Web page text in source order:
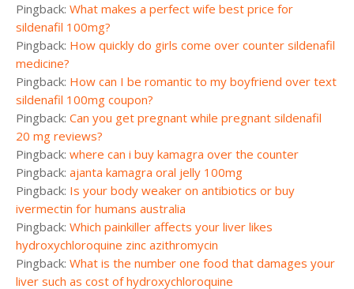
Pingback: What makes a perfect wife best price for
sildenafil 100mg?
Pingback: How quickly do girls come over counter sildenafil
medicine?
Pingback: How can I be romantic to my boyfriend over text
sildenafil 100mg coupon?
Pingback: Can you get pregnant while pregnant sildenafil
20 mg reviews?
Pingback: where can i buy kamagra over the counter
Pingback: ajanta kamagra oral jelly 100mg
Pingback: Is your body weaker on antibiotics or buy
ivermectin for humans australia
Pingback: Which painkiller affects your liver likes
hydroxychloroquine zinc azithromycin
Pingback: What is the number one food that damages your
liver such as cost of hydroxychloroquine